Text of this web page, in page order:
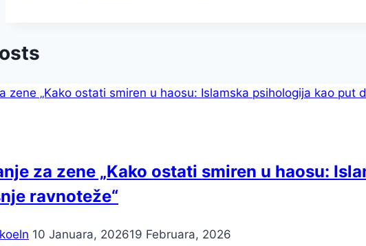
za zene „Kako ostati smiren u haosu:
ravnoteže“
10 Januara, 202619 Februara, 2026